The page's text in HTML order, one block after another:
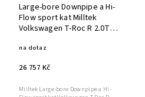
Large-bore Downpipe a Hi-
Flow sport kat Milltek
Volkswagen T-Roc R 2.0TSI
SSXVW515
na dotaz
26 757 Kč
Milltek Large-bore Downpipe a Hi-